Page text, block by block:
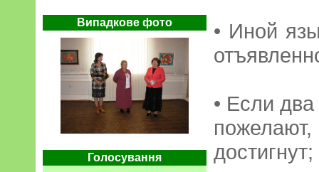
Випадкове фото
Голосування
• Иной
• Если
достигнут;